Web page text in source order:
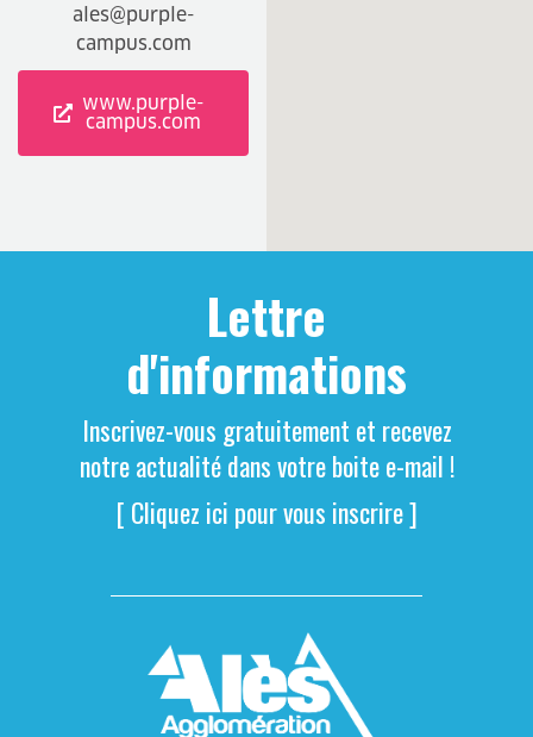
ales@purple-
campus.com
www.purple-
campus.com
Lettre
d'informations
Inscrivez-vous gratuitement et recevez
notre actualité dans votre boite e-mail !
[ Cliquez ici pour vous inscrire ]